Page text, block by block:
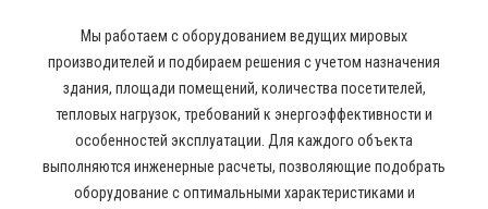
Мы работаем с оборудованием ведущих мировых
производителей и подбираем решения с учетом назначения
здания, площади помещений, количества посетителей,
тепловых нагрузок, требований к энергоэффективности и
особенностей эксплуатации. Для каждого объекта
выполняются инженерные расчеты, позволяющие подобрать
оборудование с оптимальными характеристиками и